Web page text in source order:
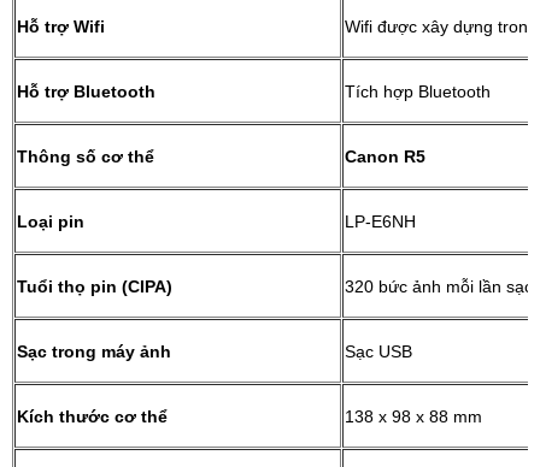
Hỗ trợ Wifi Wifi được xây dựng trong
Hỗ trợ Bluetooth Tích hợp Bluetooth
Thông số cơ thể Canon R5
Loại pin LP-E6NH
Tuổi thọ pin (CIPA) 320 bức ảnh mỗi lần sạc
Sạc trong máy ảnh Sạc USB
Kích thước cơ thể 138 x 98 x 88 mm